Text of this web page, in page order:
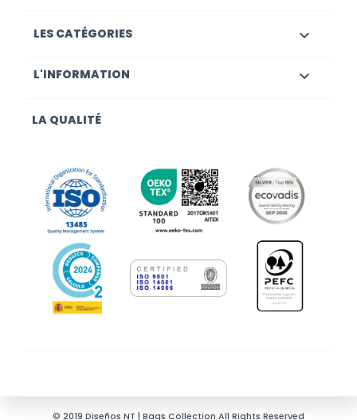
LES CATÉGORIES 
L'INFORMATION 
LA QUALITÉ
© 2019 Diseños NT | Bags Collection All Rights Reserved